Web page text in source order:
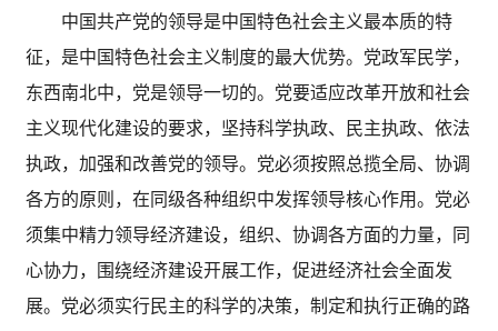
中国共产党的领导是中国特色社会主义最本质的特
征，是中国特色社会主义制度的最大优势。党政军民学，
东西南北中，党是领导一切的。党要适应改革开放和社会
主义现代化建设的要求，坚持科学执政、民主执政、依法
执政，加强和改善党的领导。党必须按照总揽全局、协调
各方的原则，在同级各种组织中发挥领导核心作用。党必
须集中精力领导经济建设，组织、协调各方面的力量，同
心协力，围绕经济建设开展工作，促进经济社会全面发
展。党必须实行民主的科学的决策，制定和执行正确的路